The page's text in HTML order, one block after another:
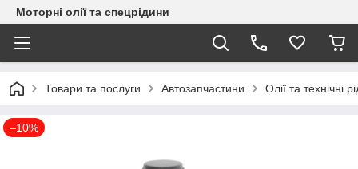
Моторні олії та спецрідини
Товари та послуги Автозапчастини Олії та технічні
–10%